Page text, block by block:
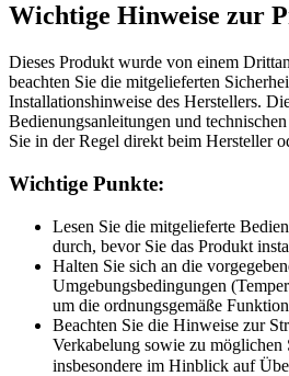
Wichtige Hinweise zur
Dieses Produkt wurde von einem
beachten Sie die mitgelieferten
Installationshinweise des Herstellers.
Bedienungsanleitungen und
Sie in der Regel direkt beim Hersteller
Wichtige Punkte:
Lesen Sie die mitgelieferte
durch, bevor Sie das Produkt
Halten Sie sich an die
Umgebungsbedingungen
um die ordnungsgemäße
Beachten Sie die Hinweise zur
Verkabelung sowie zu möglichen
insbesondere im Hinblick auf